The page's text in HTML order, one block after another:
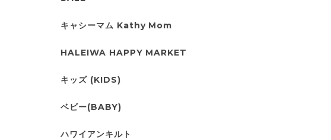
キャシーマム Kathy Mom
HALEIWA HAPPY MARKET
キッズ (KIDS)
ベビー(BABY)
ハワイアンキルト